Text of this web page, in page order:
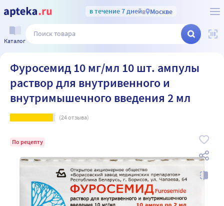
в течение 7 днейв Москве
Каталог
Фуросемид 10 мг/мл 10 шт. ампулы
раствор для внутривенного и
внутримышечного введения 2 мл
(24отзыва)
По рецепту